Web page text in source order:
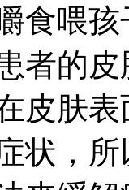
食喂
者的
皮肤
状，